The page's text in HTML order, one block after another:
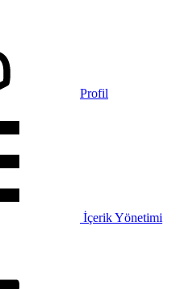
Profil
İçerik Yönetimi